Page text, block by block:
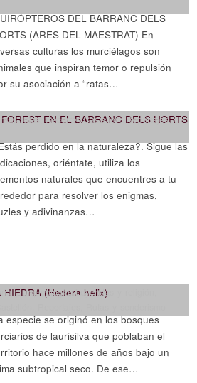
DEL BARRANC DELS
(ARES DEL MAESTRAT) En
culturas los murciélagos son
que inspiran temor o repulsión
su asociación a “ratas…
rutas,Recorrer Castellón,Reportajes,
perdido en la naturaleza?. Sigue las
oriéntate, utiliza los
naturales que encuentres a tu
para resolver los enigmas,
y adivinanzas…
y arqueología,Leyendas y religión
especie se originó en los bosques
de laurisilva que poblaban el
hace millones de años bajo un
subtropical seco. De ese…